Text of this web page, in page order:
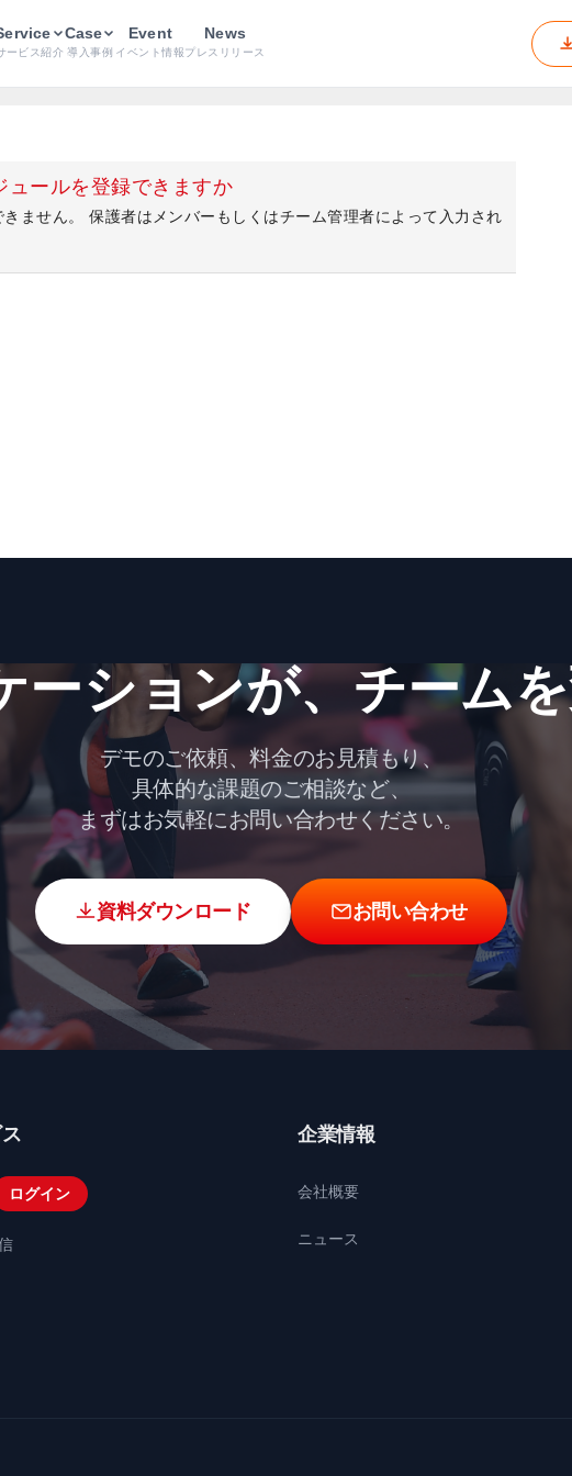
ービス紹介
Case
導入事例
Event
イベント情報
News
プレスリリース
ュールを登録できますか
ません。 保護者はメンバーもしくはチーム管理者によって入力され
ーションが、​チームを​
デモのご依頼、料金のお見積もり、
具体的な課題のご相談など、
まずはお気軽にお問い合わせください。
資料ダウンロード お問い合わせ
ログイン
企業情報
会社概要
ニュース